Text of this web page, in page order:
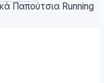
Παπούτσια Running